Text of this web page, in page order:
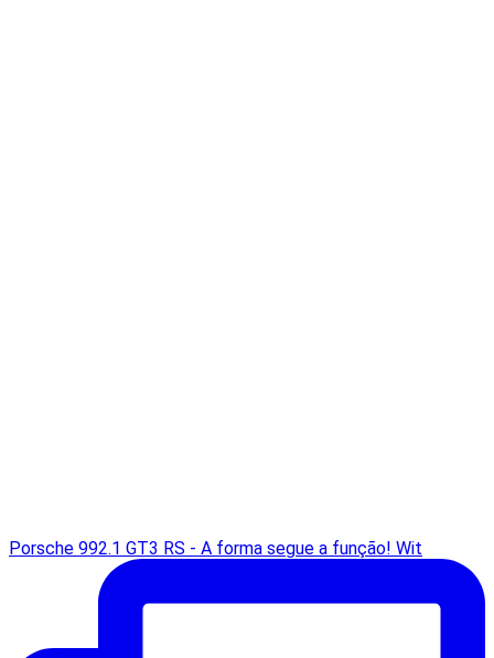
Porsche 992.1 GT3 RS - A forma segue a função! Wit